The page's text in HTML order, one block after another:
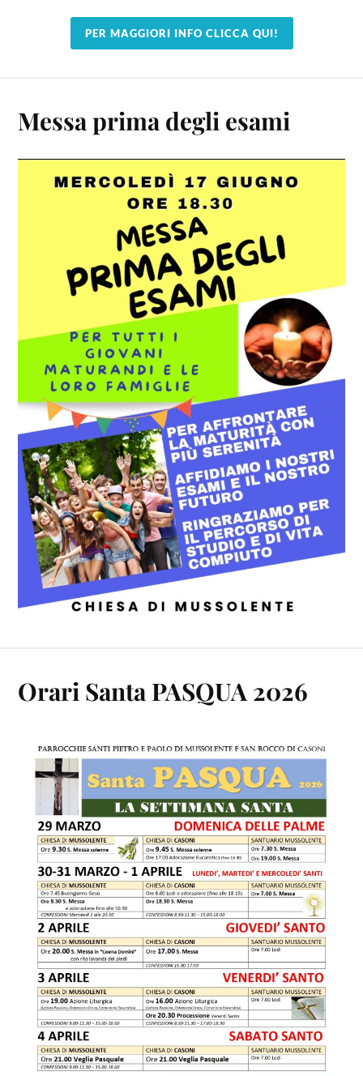
PER MAGGIORI INFO CLICCA QUI!
Messa prima degli esami
Orari Santa PASQUA 2026